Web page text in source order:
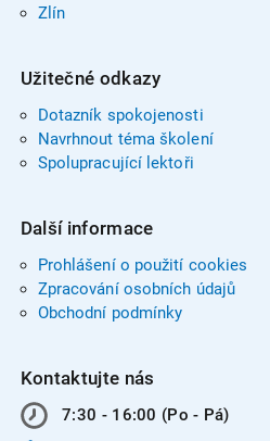
Zlín
Užitečné odkazy
Dotazník spokojenosti
Navrhnout téma školení
Spolupracující lektoři
Další informace
Prohlášení o použití cookies
Zpracování osobních údajů
Obchodní podmínky
Kontaktujte nás
7:30 - 16:00 (Po - Pá)